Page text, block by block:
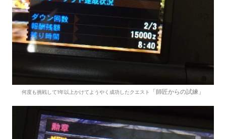
何度も挑戦して1年以上かけてようやく成功したクエスト 「師匠からの試練」